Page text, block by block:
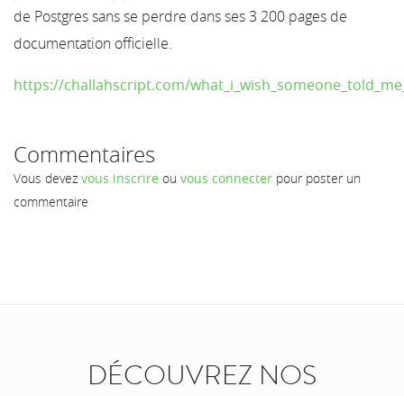
de Postgres sans se perdre dans ses 3 200 pages de
documentation officielle.
https://challahscript.com/
Commentaires
Vous devez vous inscrire ou vous connecter pour poster un
commentaire
DÉCOUVREZ NOS